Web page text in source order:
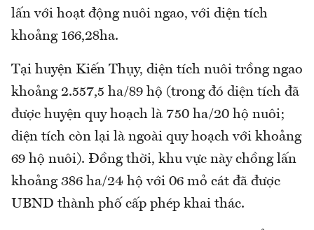
lấn với hoạt động nuôi ngao, với diện tích
khoảng 166,28ha.
Tại huyện Kiến Thụy, diện tích nuôi trồng ngao
khoảng 2.557,5 ha/89 hộ (trong đó diện tích đã
được huyện quy hoạch là 750 ha/20 hộ nuôi;
diện tích còn lại là ngoài quy hoạch với khoảng
69 hộ nuôi). Đồng thời, khu vực này chồng lấn
khoảng 386 ha/24 hộ với 06 mỏ cát đã được
UBND thành phố cấp phép khai thác.